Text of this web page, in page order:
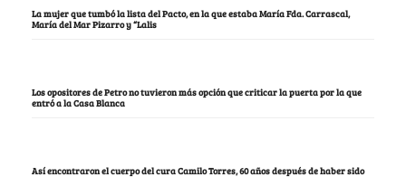
La mujer que tumbó la lista del Pacto, en la que estaba María Fda. Carrascal,
María del Mar Pizarro y “Lalis
Los opositores de Petro no tuvieron más opción que criticar la puerta por la que
entró a la Casa Blanca
Así encontraron el cuerpo del cura Camilo Torres, 60 años después de haber sido